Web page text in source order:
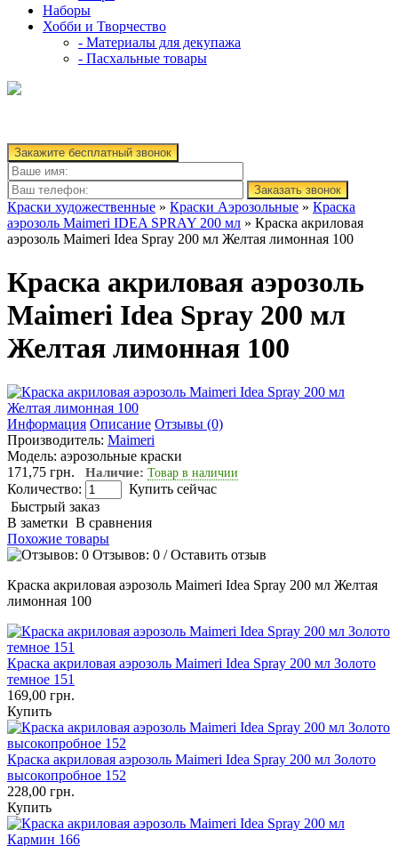
Наборы
Хобби и Творчество
- Материалы для декупажа
- Пасхальные товары
Закажите бесплатный звонок
Заказать звонок
Краски художественные » Краски Аэрозольные » Краска
аэрозоль Maimeri IDEA SPRAY 200 мл » Краска акриловая
аэрозоль Maimeri Idea Spray 200 мл Желтая лимонная 100
Краска акриловая аэрозоль
Maimeri Idea Spray 200 мл
Желтая лимонная 100
Информация Описание Отзывы (0)
Производитель: Maimeri
Модель: аэрозольные краски
171,75 грн. Наличие: Товар в наличии
Количество:
Купить сейчас
Быстрый заказ
В заметки В сравнения
Похожие товары
Отзывов: 0 /Оставить отзыв
Краска акриловая аэрозоль Maimeri Idea Spray 200 мл Желтая
лимонная 100
Краска акриловая аэрозоль Maimeri Idea Spray 200 мл Золото
темное 151
169,00 грн.
Купить
Краска акриловая аэрозоль Maimeri Idea Spray 200 мл Золото
высокопробное 152
228,00 грн.
Купить